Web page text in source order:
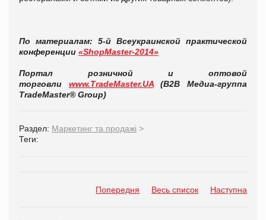
По материалам:
5-й Всеукраинской практической
конференции «ShopMaster-2014»
Портал розничной и оптовой
торговли www.TradeMaster.UA
(В2В Медиа-группа
TradeMaster® Group)
Раздел: Маркетинг та продажі >
Теги:
Попередня Весь список Наступна